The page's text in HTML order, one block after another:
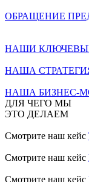
ОБРАЩЕНИЕ
НАШИ
НАША
НАША БИЗНЕС-
ДЛЯ ЧЕГО МЫ
ЭТО ДЕЛАЕМ
Смотрите наш кейс
Смотрите наш кейс
Смотрите наш кейс